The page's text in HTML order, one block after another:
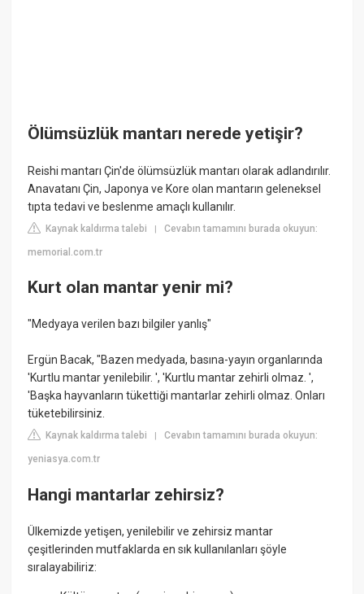
Ölümsüzlük mantarı nerede yetişir?
Reishi mantarı Çin'de ölümsüzlük mantarı olarak adlandırılır.
Anavatanı Çin, Japonya ve Kore olan mantarın geleneksel
tıpta tedavi ve beslenme amaçlı kullanılır.
Kaynak kaldırma talebi |Cevabın tamamını burada okuyun:
memorial.com.tr
Kurt olan mantar yenir mi?
"Medyaya verilen bazı bilgiler yanlış"
Ergün Bacak, "Bazen medyada, basına-yayın organlarında
'Kurtlu mantar yenilebilir. ', 'Kurtlu mantar zehirli olmaz. ',
'Başka hayvanların tükettiği mantarlar zehirli olmaz. Onları
tüketebilirsiniz.
Kaynak kaldırma talebi |Cevabın tamamını burada okuyun:
yeniasya.com.tr
Hangi mantarlar zehirsiz?
Ülkemizde yetişen, yenilebilir ve zehirsiz mantar
çeşitlerinden mutfaklarda en sık kullanılanları şöyle
sıralayabiliriz: